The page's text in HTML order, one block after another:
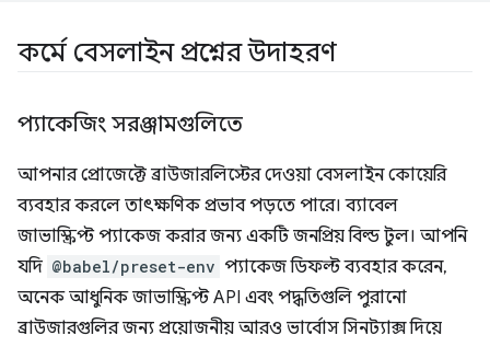
কর্মে বেসলাইন প্রশ্নের উদাহরণ
প্যাকেজিং সরঞ্জামগুলিতে
আপনার প্রোজেক্টে ব্রাউজারলিস্টের দেওয়া বেসলাইন কোয়েরি
ব্যবহার করলে তাৎক্ষণিক প্রভাব পড়তে পারে। ব্যাবেল
জাভাস্ক্রিপ্ট প্যাকেজ করার জন্য একটি জনপ্রিয় বিল্ড টুল। আপনি
যদি @babel/preset-env প্যাকেজ ডিফল্ট ব্যবহার করেন,
অনেক আধুনিক জাভাস্ক্রিপ্ট API এবং পদ্ধতিগুলি পুরানো
ব্রাউজারগুলির জন্য প্রয়োজনীয় আরও ভার্বোস সিনট্যাক্স দিয়ে